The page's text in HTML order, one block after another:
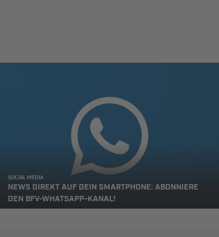
SOCIAL MEDIA
NEWS DIREKT AUF DEIN SMARTPHONE: ABONNIERE
DEN BFV-WHATSAPP-KANAL!